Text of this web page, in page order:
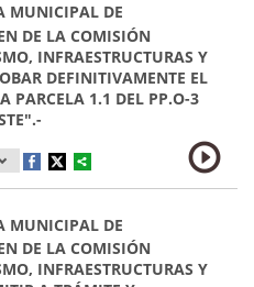
MUNICIPAL DE
DE LA COMISIÓN
INFRAESTRUCTURAS Y
DEFINITIVAMENTE EL
PARCELA 1.1 DEL PP.O-3
MUNICIPAL DE
DE LA COMISIÓN
INFRAESTRUCTURAS Y